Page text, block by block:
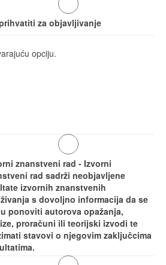
za objavljivanje
opciju.
znanstveni rad - Izvorni
rad sadrži neobjavljene
izvornih znanstvenih
s dovoljno informacija da se
ponoviti autorova opažanja,
proračuni ili teorijski izvodi te
stavovi o njegovim zaključcima